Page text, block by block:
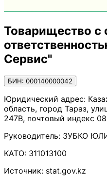
Товарищество с
Сервис"
БИН: 000140000042
Юридический адрес:
область, город Тараз,
247В, почтовый индекс
Руководитель: ЗУБКО
КАТО: 311013100
Источник: stat.gov.kz